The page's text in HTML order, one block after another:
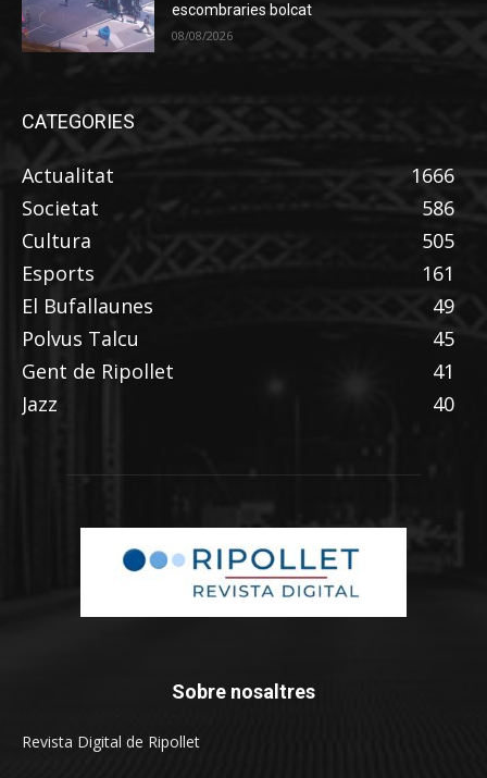
escombraries bolcat
08/08/2026
CATEGORIES
Actualitat
1666
Societat
586
Cultura
505
Esports
161
El Bufallaunes
49
Polvus Talcu
45
Gent de Ripollet
41
Jazz
40
Sobre nosaltres
Revista Digital de Ripollet